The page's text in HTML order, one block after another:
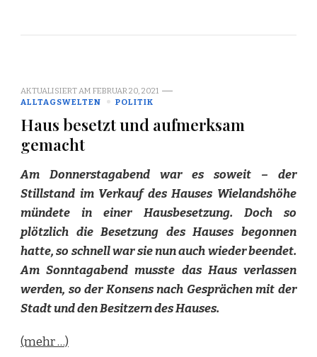
AKTUALISIERT AM FEBRUAR 20, 2021
ALLTAGSWELTEN
POLITIK
Haus besetzt und aufmerksam
gemacht
Am Donnerstagabend war es soweit – der
Stillstand im Verkauf des Hauses Wielandshöhe
mündete in einer Hausbesetzung. Doch so
plötzlich die Besetzung des Hauses begonnen
hatte, so schnell war sie nun auch wieder beendet.
Am Sonntagabend musste das Haus verlassen
werden, so der Konsens nach Gesprächen mit der
Stadt und den Besitzern des Hauses.
(mehr …)